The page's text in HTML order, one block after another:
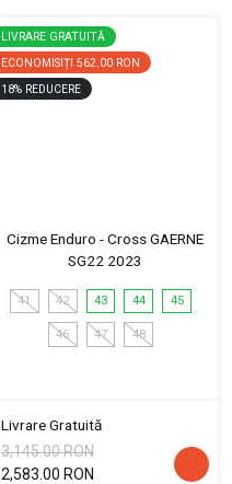
LIVRARE GRATUITĂ
ECONOMISIȚI 562.00 RON
18% REDUCERE
Cizme Enduro - Cross GAERNE
SG22 2023
41 42 43 44 45
46 47 48
Livrare Gratuită
3,145.00 RON
2,583.00 RON